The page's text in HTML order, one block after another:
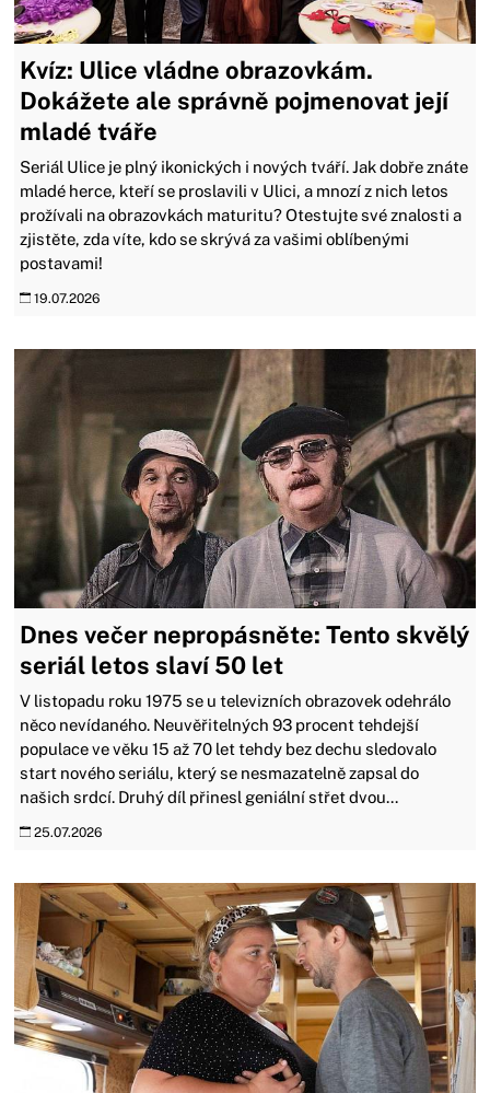
Kvíz: Ulice vládne obrazovkám.
Dokážete ale správně pojmenovat její
mladé tváře
Seriál Ulice je plný ikonických i nových tváří. Jak dobře znáte
mladé herce, kteří se proslavili v Ulici, a mnozí z nich letos
prožívali na obrazovkách maturitu? Otestujte své znalosti a
zjistěte, zda víte, kdo se skrývá za vašimi oblíbenými
postavami!
19.07.2026
Dnes večer nepropásněte: Tento skvělý
seriál letos slaví 50 let
V listopadu roku 1975 se u televizních obrazovek odehrálo
něco nevídaného. Neuvěřitelných 93 procent tehdejší
populace ve věku 15 až 70 let tehdy bez dechu sledovalo
start nového seriálu, který se nesmazatelně zapsal do
našich srdcí. Druhý díl přinesl geniální střet dvou...
25.07.2026